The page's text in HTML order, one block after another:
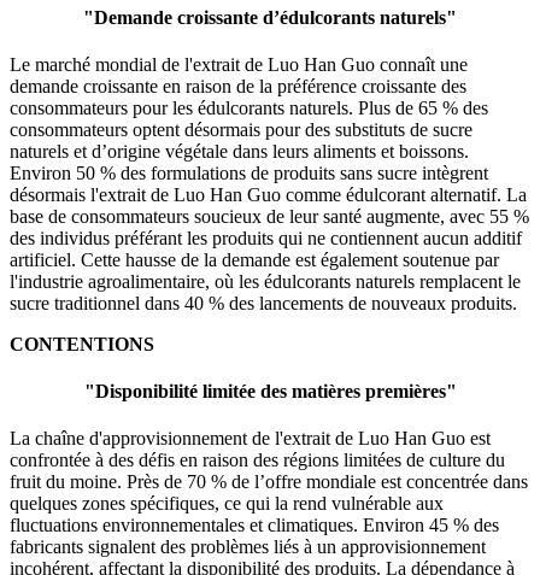
"Demande croissante d’édulcorants naturels"
Le marché mondial de l'extrait de Luo Han Guo connaît une
demande croissante en raison de la préférence croissante des
consommateurs pour les édulcorants naturels. Plus de 65 % des
consommateurs optent désormais pour des substituts de sucre
naturels et d’origine végétale dans leurs aliments et boissons.
Environ 50 % des formulations de produits sans sucre intègrent
désormais l'extrait de Luo Han Guo comme édulcorant alternatif. La
base de consommateurs soucieux de leur santé augmente, avec 55 %
des individus préférant les produits qui ne contiennent aucun additif
artificiel. Cette hausse de la demande est également soutenue par
l'industrie agroalimentaire, où les édulcorants naturels remplacent le
sucre traditionnel dans 40 % des lancements de nouveaux produits.
CONTENTIONS
"Disponibilité limitée des matières premières"
La chaîne d'approvisionnement de l'extrait de Luo Han Guo est
confrontée à des défis en raison des régions limitées de culture du
fruit du moine. Près de 70 % de l’offre mondiale est concentrée dans
quelques zones spécifiques, ce qui la rend vulnérable aux
fluctuations environnementales et climatiques. Environ 45 % des
fabricants signalent des problèmes liés à un approvisionnement
incohérent, affectant la disponibilité des produits. La dépendance à